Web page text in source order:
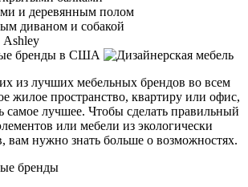
из лучших мебельных брендов во всем
жилое пространство, квартиру или офис,
самое лучшее. Чтобы сделать правильный
или мебели из экологически
вам нужно знать больше о возможностях.